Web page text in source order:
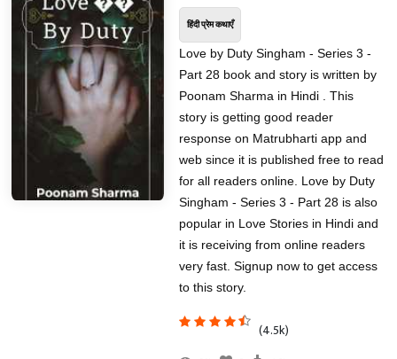
हिंदी प्रेम कथाएँ
Love by ️️Duty Singham - Series 3 -
Part 28 book and story is written by
Poonam Sharma in Hindi . This
story is getting good reader
response on Matrubharti app and
web since it is published free to read
for all readers online. Love by ️️Duty
Singham - Series 3 - Part 28 is also
popular in Love Stories in Hindi and
it is receiving from online readers
very fast. Signup now to get access
to this story.
(4.5k)